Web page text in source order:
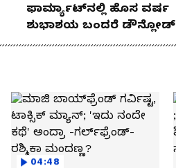
ಫಾರ್ಮ್ಯಾಟ್‌ನಲ್ಲಿ ಹೊಸ ವರ್ಷ
ಶುಭಾಶಯ ಬಂದರೆ ಡೌನ್ಲೋಡ್
ಮಾಡಬೇಡಿ!
04:48